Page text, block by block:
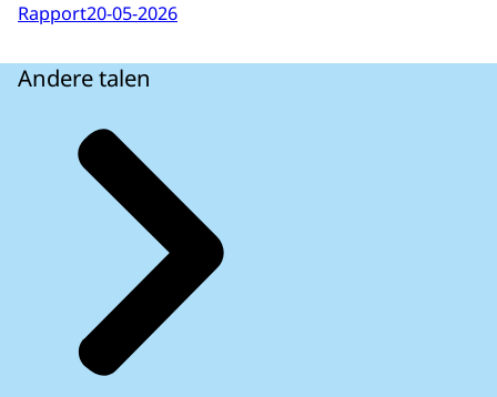
Rapport20-05-2026
Andere talen